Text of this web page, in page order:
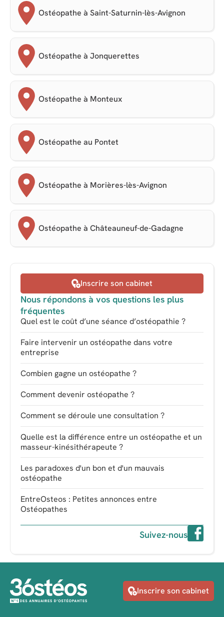
Ostéopathe à Saint-Saturnin-lès-Avignon
Ostéopathe à Jonquerettes
Ostéopathe à Monteux
Ostéopathe au Pontet
Ostéopathe à Morières-lès-Avignon
Ostéopathe à Châteauneuf-de-Gadagne
Inscrire son cabinet
Nous répondons à vos questions les plus
fréquentes
Quel est le coût d’une séance d’ostéopathie ?
Faire intervenir un ostéopathe dans votre
entreprise
Combien gagne un ostéopathe ?
Comment devenir ostéopathe ?
Comment se déroule une consultation ?
Quelle est la différence entre un ostéopathe et un
masseur-kinésithérapeute ?
Les paradoxes d'un bon et d'un mauvais
ostéopathe
EntreOsteos : Petites annonces entre
Ostéopathes
Suivez-nous
Inscrire son cabinet